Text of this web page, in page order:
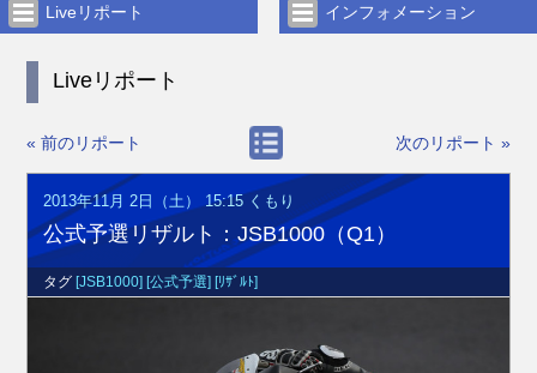
Liveリポート インフォメーション
Liveリポート
« 前のリポート 次のリポート »
2013年11月 2日（土） 15:15 くもり
公式予選リザルト：JSB1000（Q1）
タグ [JSB1000] [公式予選] [ﾘｻﾞﾙﾄ]